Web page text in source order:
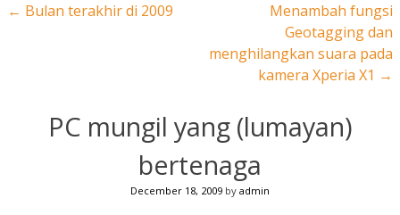
Post navigation
← Bulan terakhir di 2009
Menambah fungsi
Geotagging dan
menghilangkan suara pada
kamera Xperia X1 →
PC mungil yang (lumayan)
bertenaga
December 18, 2009 by admin